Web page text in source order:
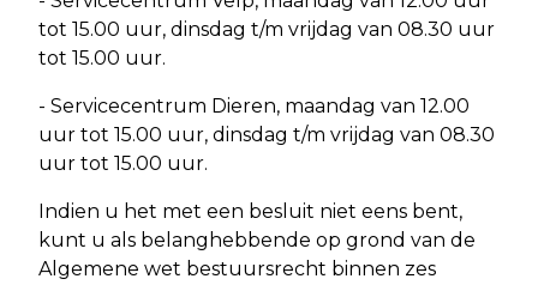
tot 15.00 uur, dinsdag t/m vrijdag van 08.30 uur
tot 15.00 uur.
- Servicecentrum Dieren, maandag van 12.00
uur tot 15.00 uur, dinsdag t/m vrijdag van 08.30
uur tot 15.00 uur.
Indien u het met een besluit niet eens bent,
kunt u als belanghebbende op grond van de
Algemene wet bestuursrecht binnen zes